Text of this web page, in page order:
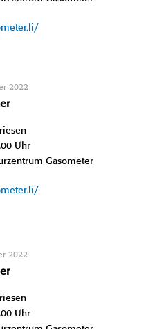
2022
Uhr
Gasometer
2022
Uhr